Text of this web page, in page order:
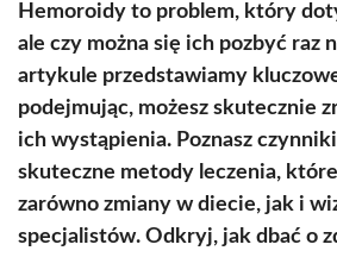
Hemoroidy to problem, który
ale czy można się ich pozbyć raz
artykule przedstawiamy
podejmując, możesz skutecznie
ich wystąpienia. Poznasz
skuteczne metody leczenia,
zarówno zmiany w diecie, jak i
specjalistów. Odkryj, jak dbać o